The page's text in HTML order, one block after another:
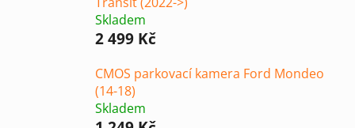
Skladem
2 499 Kč
CMOS parkovací kamera Ford Mondeo
(14-18)
Skladem